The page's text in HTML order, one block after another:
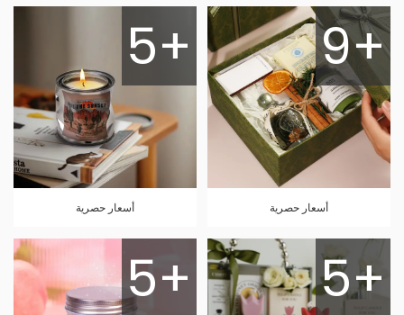
9+
أسعار حصرية
5+
أسعار حصرية
5+
5+